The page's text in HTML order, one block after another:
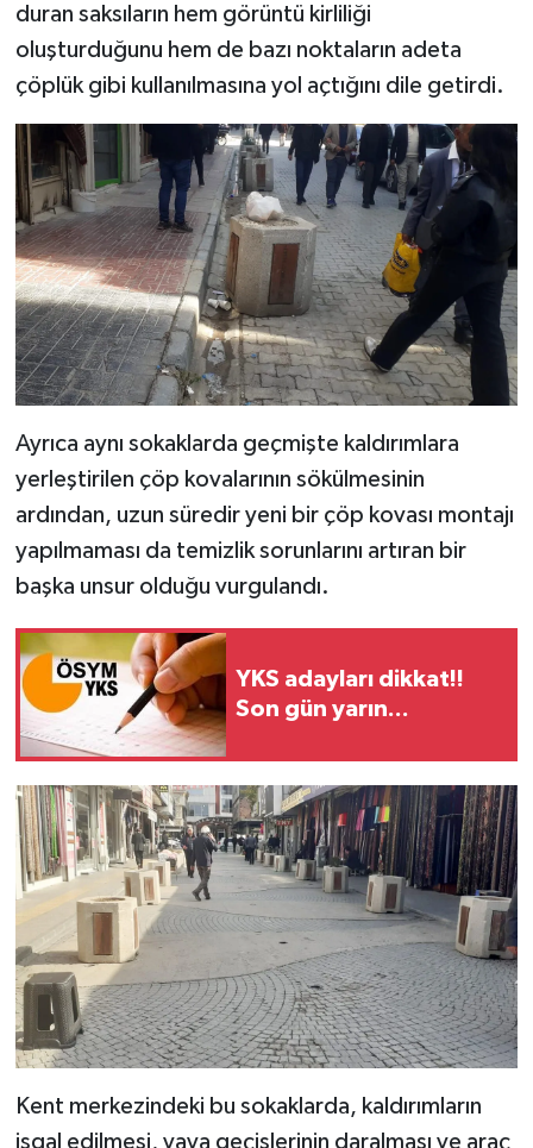
duran saksıların hem görüntü kirliliği
oluşturduğunu hem de bazı noktaların adeta
çöplük gibi kullanılmasına yol açtığını dile getirdi.
Ayrıca aynı sokaklarda geçmişte kaldırımlara
yerleştirilen çöp kovalarının sökülmesinin
ardından, uzun süredir yeni bir çöp kovası montajı
yapılmaması da temizlik sorunlarını artıran bir
başka unsur olduğu vurgulandı.
YKS adayları dikkat!!
Son gün yarın...
Kent merkezindeki bu sokaklarda, kaldırımların
işgal edilmesi, yaya geçişlerinin daralması ve araç